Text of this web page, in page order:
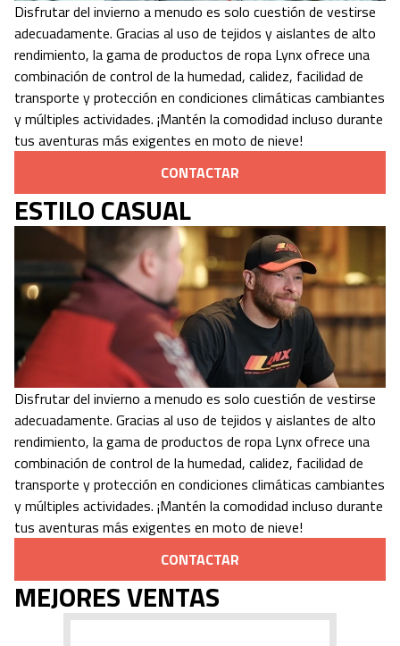
Disfrutar del invierno a menudo es solo cuestión de vestirse
adecuadamente. Gracias al uso de tejidos y aislantes de alto
rendimiento, la gama de productos de ropa Lynx ofrece una
combinación de control de la humedad, calidez, facilidad de
transporte y protección en condiciones climáticas cambiantes
y múltiples actividades. ¡Mantén la comodidad incluso durante
tus aventuras más exigentes en moto de nieve!
CONTACTAR
ESTILO CASUAL
Disfrutar del invierno a menudo es solo cuestión de vestirse
adecuadamente. Gracias al uso de tejidos y aislantes de alto
rendimiento, la gama de productos de ropa Lynx ofrece una
combinación de control de la humedad, calidez, facilidad de
transporte y protección en condiciones climáticas cambiantes
y múltiples actividades. ¡Mantén la comodidad incluso durante
tus aventuras más exigentes en moto de nieve!
CONTACTAR
MEJORES VENTAS